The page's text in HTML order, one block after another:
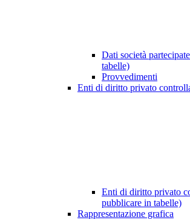
Dati società
tabelle)
Provvedimenti
Enti di diritto privato
Enti di diritto privato
pubblicare in tabelle)
Rappresentazione grafica